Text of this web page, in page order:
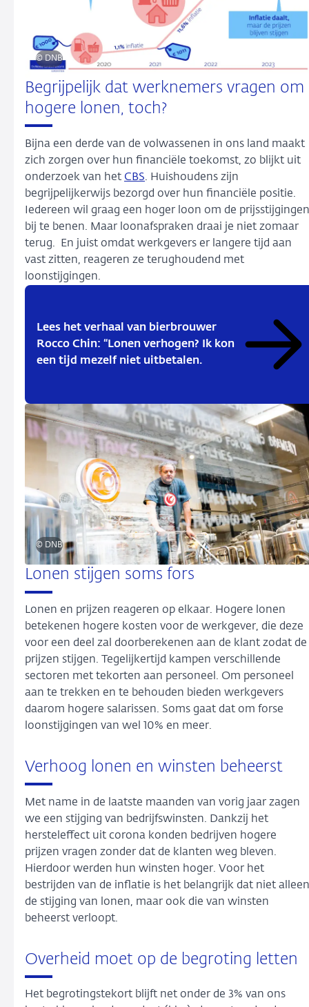
© DNB
Begrijpelijk dat werknemers vragen om
hogere lonen, toch?
Bijna een derde van de volwassenen in ons land maakt
zich zorgen over hun financiële toekomst, zo blijkt uit
onderzoek van het CBS. Huishoudens zijn
begrijpelijkerwijs bezorgd over hun financiële positie.
Iedereen wil graag een hoger loon om de prijsstijgingen
bij te benen. Maar loonafspraken draai je niet zomaar
terug. En juist omdat werkgevers er langere tijd aan
vast zitten, reageren ze terughoudend met
loonstijgingen.
Lees het verhaal van bierbrouwer
Rocco Chin: “Lonen verhogen? Ik kon
een tijd mezelf niet uitbetalen.
© DNB
Lonen stijgen soms fors
Lonen en prijzen reageren op elkaar. Hogere lonen
betekenen hogere kosten voor de werkgever, die deze
voor een deel zal doorberekenen aan de klant zodat de
prijzen stijgen. Tegelijkertijd kampen verschillende
sectoren met tekorten aan personeel. Om personeel
aan te trekken en te behouden bieden werkgevers
daarom hogere salarissen. Soms gaat dat om forse
loonstijgingen van wel 10% en meer.
Verhoog lonen en winsten beheerst
Met name in de laatste maanden van vorig jaar zagen
we een stijging van bedrijfswinsten. Dankzij het
hersteleffect uit corona konden bedrijven hogere
prijzen vragen zonder dat de klanten weg bleven.
Hierdoor werden hun winsten hoger. Voor het
bestrijden van de inflatie is het belangrijk dat niet alleen
de stijging van lonen, maar ook die van winsten
beheerst verloopt.
Overheid moet op de begroting letten
Het begrotingstekort blijft net onder de 3% van ons